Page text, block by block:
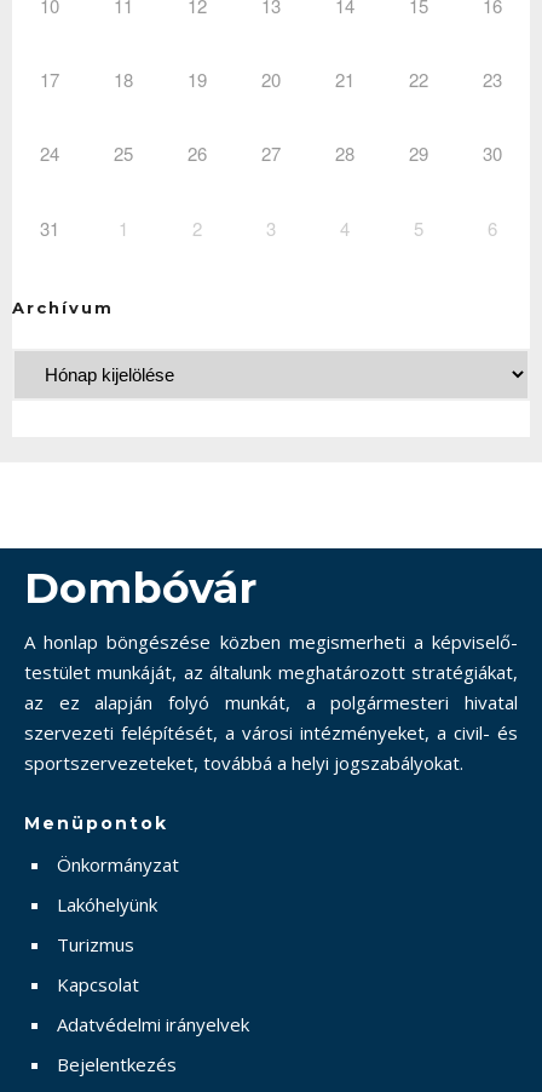
10 11 12 13 14 15 16
17 18 19 20 21 22 23
24 25 26 27 28 29 30
31 1 2 3 4 5 6
Archívum
Dombóvár
A honlap böngészése közben megismerheti a képviselő-
testület munkáját, az általunk meghatározott stratégiákat,
az ez alapján folyó munkát, a polgármesteri hivatal
szervezeti felépítését, a városi intézményeket, a civil- és
sportszervezeteket, továbbá a helyi jogszabályokat.
Menüpontok
Önkormányzat
Lakóhelyünk
Turizmus
Kapcsolat
Adatvédelmi irányelvek
Bejelentkezés